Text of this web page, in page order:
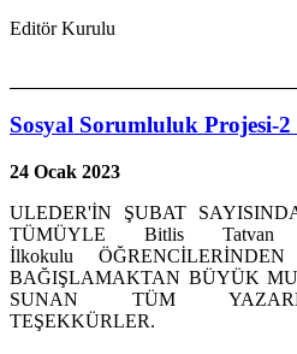
Editör Kurulu
Sosyal Sorumluluk Projesi-2
24 Ocak 2023
ULEDER'İN ŞUBAT
TÜMÜYLE Bitlis
İlkokulu
BAĞIŞLAMAKTAN BÜYÜK
SUNAN TÜM
TEŞEKKÜRLER.